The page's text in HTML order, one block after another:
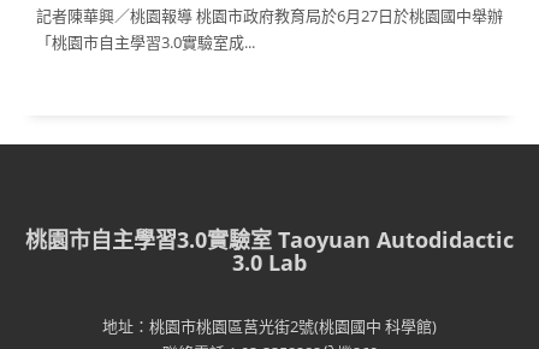
記者陳華興／桃園報導 桃園市政府教育局於6月27日於桃園國中舉辦
「桃園市自主學習3.0實驗室成...
桃園市自主學習3.0實驗室 Taoyuan Autodidactic
3.0 Lab
地址：桃園市桃園區莒光街2號(桃園國中 科學館)